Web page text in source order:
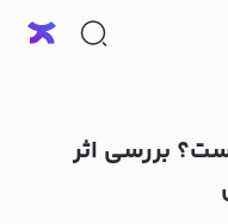
بررسی اثر